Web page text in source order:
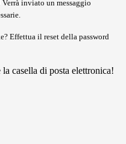
Verrà inviato un messaggio
Effettua il reset della password
casella di posta elettronica!